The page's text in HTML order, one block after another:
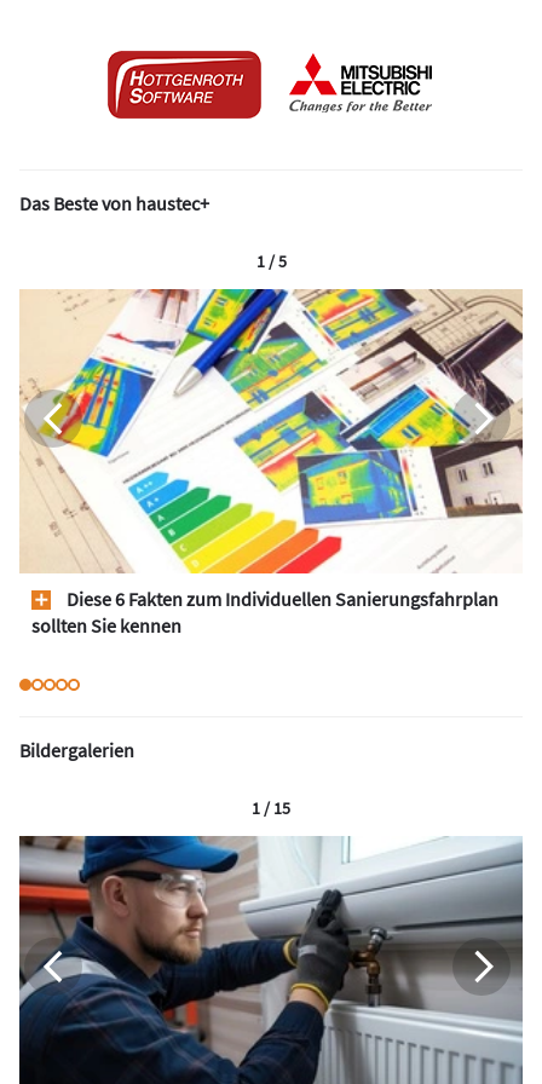
Das Beste von haustec+
Diese 6 Fakten zum Individuellen Sanierungsfahrplan
sollten Sie kennen
1 / 5
Bildergalerien
1 / 15